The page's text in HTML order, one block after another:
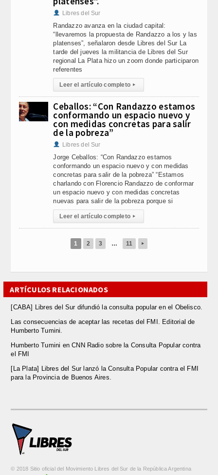
Libres del Sur
Randazzo avanza en la ciudad capital:
“llevaremos la propuesta de Randazzo a los y las
platenses”, señalaron desde Libres del Sur La
tarde del jueves la militancia de Libres del Sur
regional La Plata hizo un zoom donde participaron
referentes
Leer el artículo completo ▸
Ceballos: “Con Randazzo estamos
conformando un espacio nuevo y
con medidas concretas para salir
de la pobreza”
Libres del Sur
Jorge Ceballos: “Con Randazzo estamos
conformando un espacio nuevo y con medidas
concretas para salir de la pobreza” “Estamos
charlando con Florencio Randazzo de conformar
un espacio nuevo y con medidas concretas
nuevas para salir de la pobreza porque si
Leer el artículo completo ▸
1 2 3 … 11 ▸
ARTÍCULOS RELACIONADOS
[CABA] Libres del Sur difundió la consulta popular en el Obelisco.
Las consecuencias de aceptar las recetas del FMI. Editorial de
Humberto Tumini.
Humberto Tumini en CNN Radio sobre la Consulta Popular contra
el FMI
[La Plata] Libres del Sur lanzó la Consulta Popular contra el FMI
para la Provincia de Buenos Aires.
© 2018 Sitio oficial del Movimiento Libres del Sur de la República Argentina